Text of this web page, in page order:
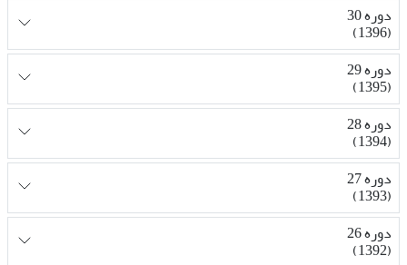
دوره 30
(1396)
دوره 29
(1395)
دوره 28
(1394)
دوره 27
(1393)
دوره 26
(1392)